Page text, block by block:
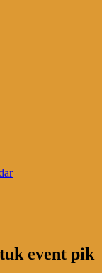
event pik